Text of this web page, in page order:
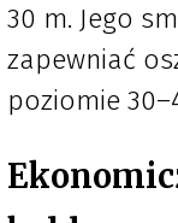
30 m. Jego
zapewniać
poziomie